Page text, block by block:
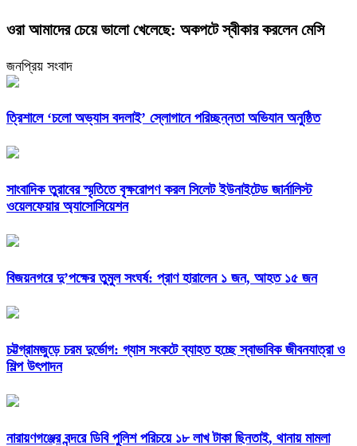
​ওরা আমাদের চেয়ে ভালো খেলেছে: অকপটে স্বীকার করলেন মেসি
জনপ্রিয় সংবাদ
‎ত্রিশালে ‘চলো অভ্যাস বদলাই’ স্লোগানে পরিচ্ছন্নতা অভিযান অনুষ্ঠিত
সাংবাদিক তুরাবের স্মৃতিতে বৃক্ষরোপণ করল সিলেট ইউনাইটেড জার্নালিস্ট
ওয়েলফেয়ার অ্যাসোসিয়েশন
বিজয়নগরে দু’পক্ষের তুমুল সংঘর্ষ: প্রাণ হারালেন ১ জন, আহত ১৫ জন
চট্টগ্রামজুড়ে চরম দুর্ভোগ: গ্যাস সংকটে ব্যাহত হচ্ছে স্বাভাবিক জীবনযাত্রা ও
শিল্প উৎপাদন
নারায়ণগঞ্জের বন্দরে ডিবি পুলিশ পরিচয়ে ১৮ লাখ টাকা ছিনতাই, থানায় মামলা